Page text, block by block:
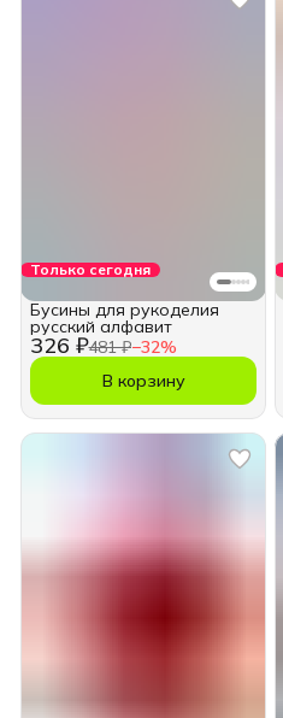
Только сегодня
326 ₽481 ₽−32%
Бусины для рукоделия
русский алфавит
В корзину